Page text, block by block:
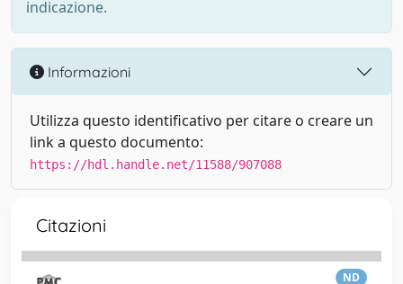
indicazione.
Informazioni
Utilizza questo identificativo per citare o creare un
link a questo documento:
https://hdl.handle.net/11588/907088
Citazioni
ND